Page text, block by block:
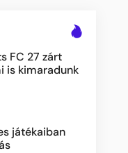
FC 27 zárt
is kimaradunk
játékaiban